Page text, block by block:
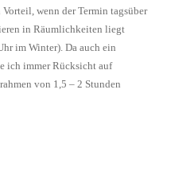
wenn der Termin tagsüber
in Räumlichkeiten liegt
im Winter). Da auch ein
ich immer Rücksicht auf
von 1,5 – 2 Stunden